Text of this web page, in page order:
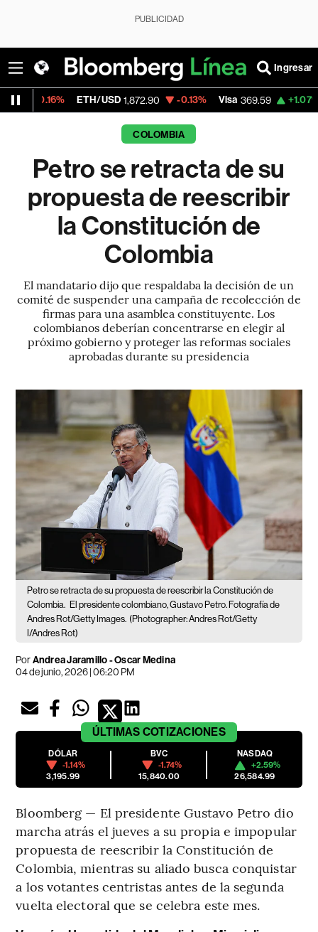
PUBLICIDAD
Ingresar
ETH/USD 1,872.90 -0.13% Visa 369.59 +1.07%
COLOMBIA
Petro se retracta de su
propuesta de reescribir
la Constitución de
Colombia
El mandatario dijo que respaldaba la decisión de un
comité de suspender una campaña de recolección de
firmas para una asamblea constituyente. Los
colombianos deberían concentrarse en elegir al
próximo gobierno y proteger las reformas sociales
aprobadas durante su presidencia
Petro se retracta de su propuesta de reescribir la Constitución de
Colombia. El presidente colombiano, Gustavo Petro. Fotografía de
Andres Rot/Getty Images. (Photographer: Andres Rot/Getty
I/Andres Rot)
PorAndrea Jaramillo - Oscar Medina
04 de junio, 2026 | 06:20 PM
ÚLTIMAS COTIZACIONES
DÓLAR
-1.14%
3,195.99
BVC
-1.74%
15,840.00
NASDAQ
+2.59%
26,584.99
Bloomberg — El presidente Gustavo Petro dio
marcha atrás el jueves a su propia e impopular
propuesta de reescribir la Constitución de
Colombia, mientras su aliado busca conquistar
a los votantes centristas antes de la segunda
vuelta electoral que se celebra este mes.